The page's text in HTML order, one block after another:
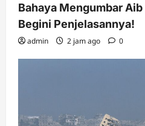
Bahaya Mengumbar
Begini Penjelasannya!
admin 2 jam ago 0